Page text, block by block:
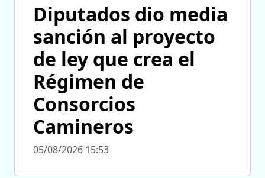
Diputados dio media
sanción al proyecto
de ley que crea el
Régimen de
Consorcios
Camineros
05/08/2026 15:53